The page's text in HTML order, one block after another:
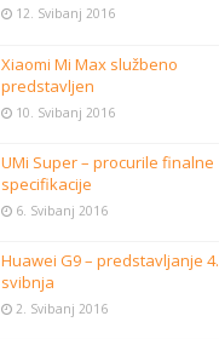
12. Svibanj 2016
Xiaomi Mi Max službeno
predstavljen
10. Svibanj 2016
UMi Super – procurile finalne
specifikacije
6. Svibanj 2016
Huawei G9 – predstavljanje 4.
svibnja
2. Svibanj 2016